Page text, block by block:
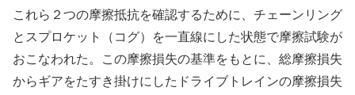
これら２つの摩擦抵抗を確認するために、チェーンリング
とスプロケット（コグ）を一直線にした状態で摩擦試験が
おこなわれた。この摩擦損失の基準をもとに、総摩擦損失
からギアをたすき掛けにしたドライブトレインの摩擦損失